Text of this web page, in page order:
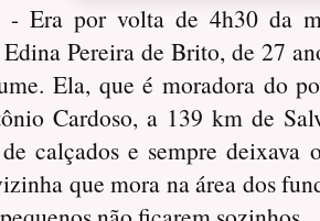
- Era por volta de 4h30 da
Pereira de Brito, de 27
Ela, que é moradora do
Cardoso, a 139 km de
calçados e sempre deixava
que mora na área dos